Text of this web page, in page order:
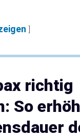
richtig
So